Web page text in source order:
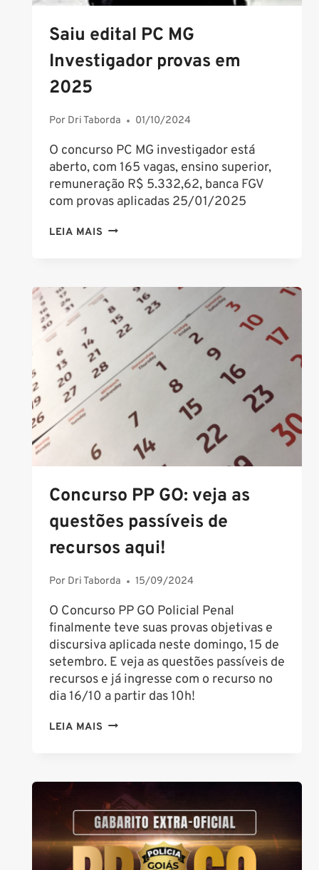
Saiu edital PC MG
Investigador provas em
2025
Por Dri Taborda 01/10/2024
O concurso PC MG investigador está
aberto, com 165 vagas, ensino superior,
remuneração R$ 5.332,62, banca FGV
com provas aplicadas 25/01/2025
LEIA MAIS SAIU
INVESTIGADOR
PROVAS
EM
Concurso PP GO: veja as
questões passíveis de
recursos aqui!
Por Dri Taborda 15/09/2024
O Concurso PP GO Policial Penal
finalmente teve suas provas objetivas e
discursiva aplicada neste domingo, 15 de
setembro. E veja as questões passíveis de
recursos e já ingresse com o recurso no
dia 16/10 a partir das 10h!
LEIA MAIS CONCURSO
QUESTÕES
PASSÍVEIS
DE
RECURSOS